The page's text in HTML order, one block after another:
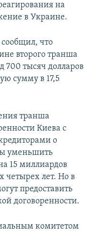
на
в Украине.
что
второго транша
700 тысяч долларов
сумму в 17,5
транша
Киева с
о
уменьшить
15 миллиардов
четырех лет. Но в
предоставить
договоренности.
комитетом